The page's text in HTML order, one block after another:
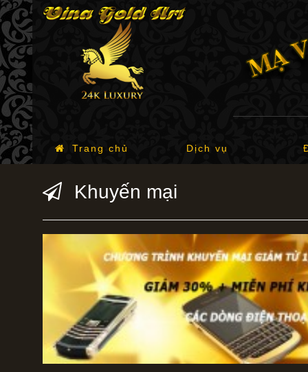
Trang chủ Dịch vụ
Khuyến mại